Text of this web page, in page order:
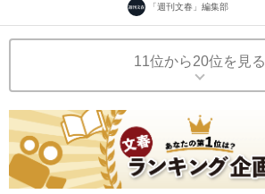
「週刊文春」編集部
11位から20位を見る